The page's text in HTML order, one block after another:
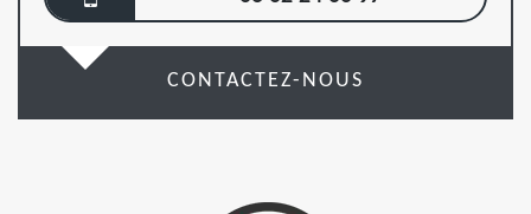
CONTACTEZ-NOUS